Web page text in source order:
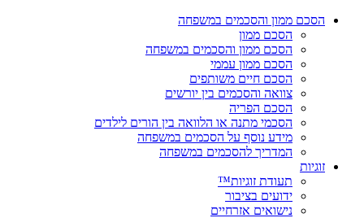
הסכם ממון והסכמים במשפחה
הסכם ממון
הסכם ממון והסכמים במשפחה
הסכם ממון עממי
הסכם חיים משותפים
צוואה והסכמים בין יורשים
הסכם הפריה
הסכמי מתנה או הלוואה בין הורים לילדים
מידע נוסף על הסכמים במשפחה
המדריך להסכמים במשפחה
זוגיות
תעודת זוגיות™
ידועים בציבור
נישואים אזרחיים